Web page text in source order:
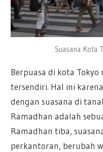
Suasana Kota
Berpuasa di kota
tersendiri. Hal ini
dengan suasana di
Ramadhan adalah
Ramadhan tiba,
perkantoran, berubah